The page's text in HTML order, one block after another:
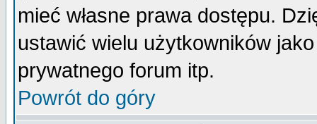
mieć własne prawa dostępu.
ustawić wielu użytkowników
prywatnego forum itp.
Powrót do góry